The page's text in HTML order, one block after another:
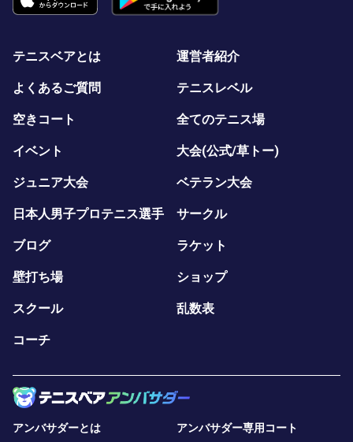
テニスベアとは 運営者紹介
よくあるご質問 テニスレベル
空きコート 全てのテニス場
イベント 大会(公式/草トー)
ジュニア大会 ベテラン大会
日本人男子プロテニス選手 サークル
ブログ ラケット
壁打ち場 ショップ
スクール 乱数表
コーチ
アンバサダーとは アンバサダー専用コート